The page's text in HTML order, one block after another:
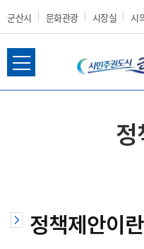
군산시 문화관광 시장실 시
군
시
전
체
정책제안이